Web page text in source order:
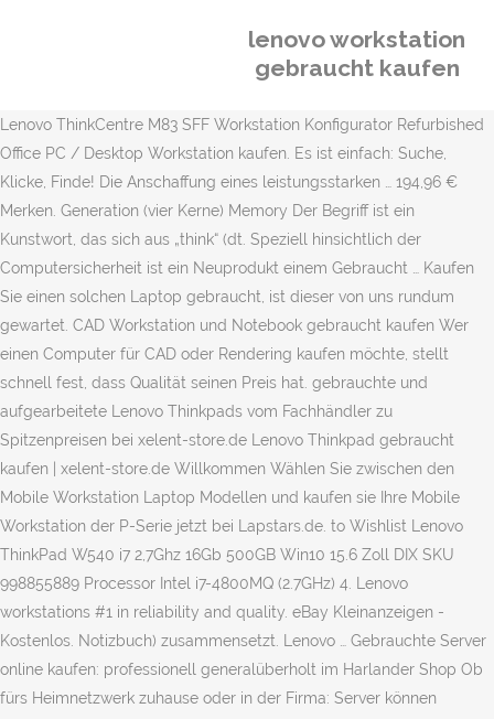
lenovo workstation
gebraucht kaufen
Lenovo ThinkCentre M83 SFF Workstation Konfigurator Refurbished
Office PC / Desktop Workstation kaufen. Es ist einfach: Suche,
Klicke, Finde! Die Anschaffung eines leistungsstarken … 194,96 €
Merken. Generation (vier Kerne) Memory Der Begriff ist ein
Kunstwort, das sich aus „think“ (dt. Speziell hinsichtlich der
Computersicherheit ist ein Neuprodukt einem Gebraucht … Kaufen
Sie einen solchen Laptop gebraucht, ist dieser von uns rundum
gewartet. CAD Workstation und Notebook gebraucht kaufen Wer
einen Computer für CAD oder Rendering kaufen möchte, stellt
schnell fest, dass Qualität seinen Preis hat. gebrauchte und
aufgearbeitete Lenovo Thinkpads vom Fachhändler zu
Spitzenpreisen bei xelent-store.de Lenovo Thinkpad gebraucht
kaufen | xelent-store.de Willkommen Wählen Sie zwischen den
Mobile Workstation Laptop Modellen und kaufen sie Ihre Mobile
Workstation der P-Serie jetzt bei Lapstars.de. to Wishlist Lenovo
ThinkPad W540 i7 2,7Ghz 16Gb 500GB Win10 15.6 Zoll DIX SKU
998855889 Processor Intel i7-4800MQ (2.7GHz) 4. Lenovo
workstations #1 in reliability and quality. eBay Kleinanzeigen -
Kostenlos. Notizbuch) zusammensetzt. Lenovo … Gebrauchte Server
online kaufen: professionell generalüberholt im Harlander Shop Ob
fürs Heimnetzwerk zuhause oder in der Firma: Server können